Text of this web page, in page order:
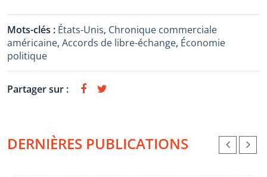
Mots-clés : États-Unis, Chronique commerciale
américaine, Accords de libre-échange, Économie
politique
Partager sur :
DERNIÈRES PUBLICATIONS